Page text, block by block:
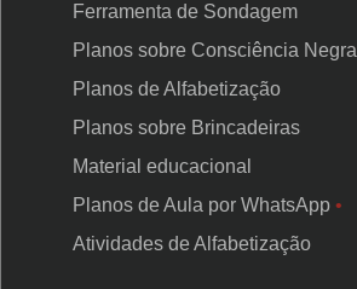
Ferramenta de Sondagem
Planos sobre Consciência Negra
Planos de Alfabetização
Planos sobre Brincadeiras
Material educacional
Planos de Aula por WhatsApp•
Atividades de Alfabetização